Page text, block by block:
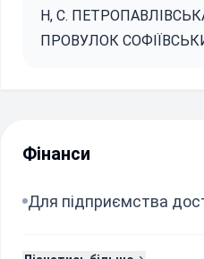
Н, С.
ПРОВУЛОК
Фінанси
Для підприємства